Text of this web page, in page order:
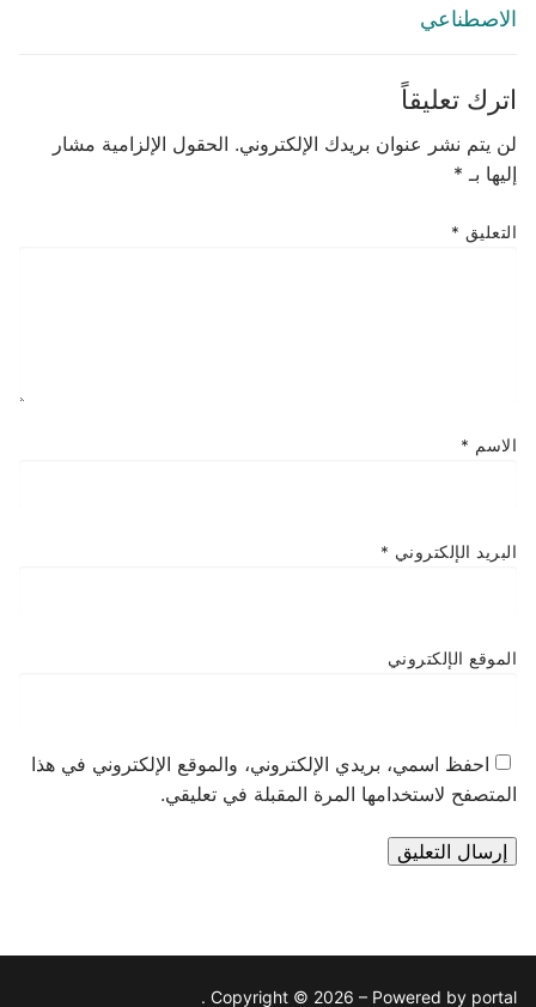
الاصطناعي
اترك تعليقاً
لن يتم نشر عنوان بريدك الإلكتروني. الحقول الإلزامية مشار
إليها بـ *
التعليق *
الاسم *
البريد الإلكتروني *
الموقع الإلكتروني
احفظ اسمي، بريدي الإلكتروني، والموقع الإلكتروني في هذا
المتصفح لاستخدامها المرة المقبلة في تعليقي.
Copyright © 2026 – Powered by portal .